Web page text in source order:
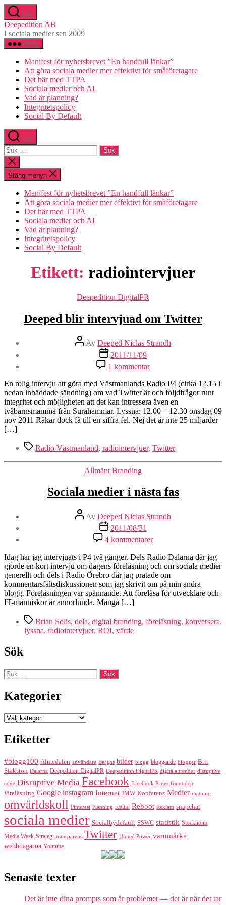
Hoppa
till
innehåll
Sök
Deepedition AB
I sociala medier sen 2009
Meny
Manifest för nyhetsbrevet ”En handfull länkar”
Att göra sociala medier mer effektivt för småföretagare
Det här med TTPA
Sociala medier och AI
Vad är planning?
Integritetspolicy
Social By Default
Sök
Sök
efter:
Stäng
sökningen
Stäng menyn
Manifest för nyhetsbrevet ”En handfull länkar”
Att göra sociala medier mer effektivt för småföretagare
Det här med TTPA
Sociala medier och AI
Vad är planning?
Integritetspolicy
Social By Default
Etikett: radiointervjuer
Kategorier
Deepedition DigitalPR
Deeped blir intervjuad om Twitter
Inläggsförfattare
Av Deeped Niclas Strandh
Inläggsdatum
2011/11/09
1 kommentar
En rolig intervju att göra med Västmanlands Radio P4 (cirka 12.15 i
nedan inbäddade sändning) om vad Twitter är och följdfrågor runt
integritet och möjligheten att det kan intressera även en
tvåbarnsmamma från Surahammar. Lyssna: 12.00 – 12.30 onsdag 09
nov 2011 Råkar dock få till en siffra fel. Nej det är inte 25 miljarder
[…]
Etiketter
Radio Västmanland, radiointervjuer, Twitter
Kategorier
Allmänt Branding
Sociala medier i nästa fas
Inläggsförfattare
Av Deeped Niclas Strandh
Inläggsdatum
2011/08/31
4 kommentarer
Idag har jag intervjuats i P4 två gånger. Dels Radio Dalarna där jag
gjorde en kort intervju om dagens föreläsning och om sociala medier
generellt och dels i Radio Örebro där jag pratade om
kommentarsfältsdiskussionen som jag skrivit om på min andra
blogg. Föreläsningen var spännande. Att föreläsa för utvecklare och
IT-människor är annorlunda. Många […]
Etiketter
Brian Solis, dela, digital branding, föreläsning, konversera,
lyssna, radiointervjuer, ROI, värde
Sök
Sök
efter:
Kategorier
Kategorier
Etiketter
#blogg100 Almedalen användare Berghs bilder blogg bloggande bloggar Brit
Stakston Dalarna Deepedition DigitalPR Deepedition DigitalPR digitala trender disruptive
code Disruptive Media Facebook Facebook Pages framtiden
föreläsning Google instagram Internet JMW Konferens Medier mätning
omvärldskoll Pinterest Planning realtid Reboot Reklam snapchat
sociala medier Socialbydefault SSWC statistik Stockholm
Media Week Strategi transparens Twitter United Power varumärke
webbdagarna Youtube
Senaste texter
Det är inte dina prompts som är problemet — det är när det tar